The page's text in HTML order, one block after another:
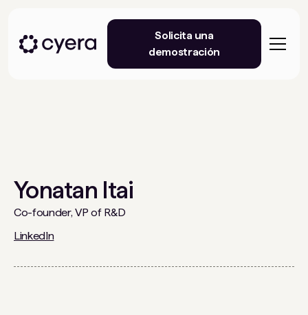
Solicita una
demostración
Yonatan Itai
Co-founder, VP of R&D
LinkedIn